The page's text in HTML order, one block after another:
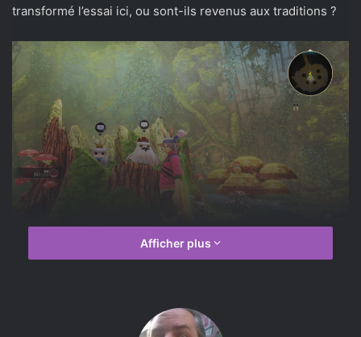
transformé l’essai ici, ou sont-ils revenus aux traditions ?
Au bout de la vallée on entendait
La première chose qui nous sautera aux yeux est enfin
Afficher plus